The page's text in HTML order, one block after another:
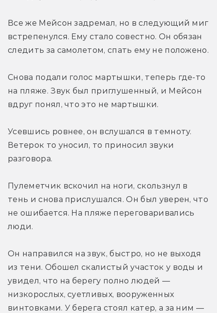
Все же Мейсон задремал, но в следующий миг
встрепенулся. Ему стало совестно. Он обязан
следить за самолетом, спать ему не положено.
Снова подали голос мартышки, теперь где-то
на пляже. Звук был приглушенный, и Мейсон
вдруг понял, что это не мартышки.
Усевшись ровнее, он вслушался в темноту.
Ветерок то уносил, то приносил звуки
разговора.
Пулеметчик вскочил на ноги, скользнул в
тень и снова прислушался. Он был уверен, что
не ошибается. На пляже переговаривались
люди.
Он направился на звук, быстро, но не выходя
из тени. Обошел скалистый участок у воды и
увидел, что на берегу полно людей —
низкорослых, суетливых, вооруженных
винтовками. У берега стоял катер, а за ним —